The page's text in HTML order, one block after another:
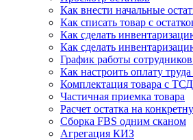
Как внести начальные
Как списать товар с
Как сделать
Как сделать
График работы сотрудников
Как настроить оплату
Комплектация товара с ТСД
Частичная приемка товара
Расчет остатка на
Сборка FBS одним сканом
Агрегация КИЗ